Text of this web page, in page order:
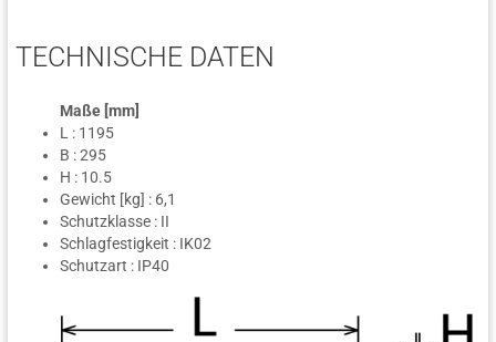
TECHNISCHE DATEN
Maße [mm]
L : 1195
B : 295
H : 10.5
Gewicht [kg] : 6,1
Schutzklasse : II
Schlagfestigkeit : IK02
Schutzart : IP40